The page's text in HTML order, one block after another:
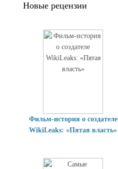
Новые рецензии
Фильм-история о создателе
WikiLeaks: «Пятая власть»